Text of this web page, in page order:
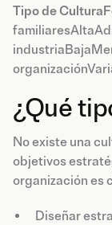
Tipo de
¿Qué
No existe una
objetivos
organización es
Diseñar